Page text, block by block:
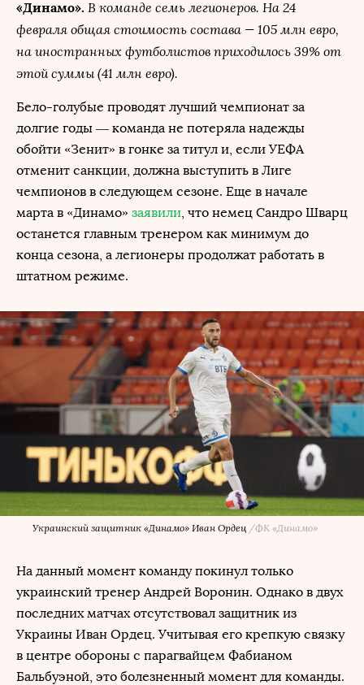
«Динамо». В команде семь легионеров. На 24
февраля общая стоимость состава — 105 млн евро,
на иностранных футболистов приходилось 39% от
этой суммы (41 млн евро).
Бело-голубые проводят лучший чемпионат за
долгие годы — команда не потеряла надежды
обойти «Зенит» в гонке за титул и, если УЕФА
отменит санкции, должна выступить в Лиге
чемпионов в следующем сезоне. Еще в начале
марта в «Динамо» заявили, что немец Сандро Шварц
останется главным тренером как минимум до
конца сезона, а легионеры продолжат работать в
штатном режиме.
Украинский защитник «Динамо» Иван Ордец /ФК «Динамо»
На данный момент команду покинул только
украинский тренер Андрей Воронин. Однако в двух
последних матчах отсутствовал защитник из
Украины Иван Ордец. Учитывая его крепкую связку
в центре обороны с парагвайцем Фабианом
Бальбуэной, это болезненный момент для команды.